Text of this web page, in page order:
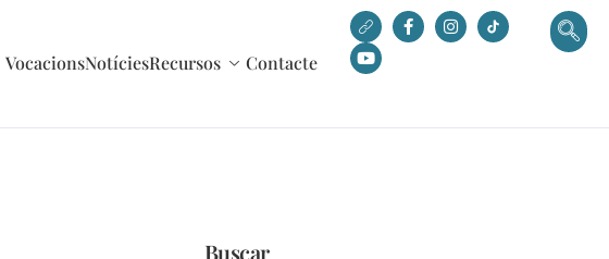
VocacionsNotíciesRecursos Contacte
Buscar